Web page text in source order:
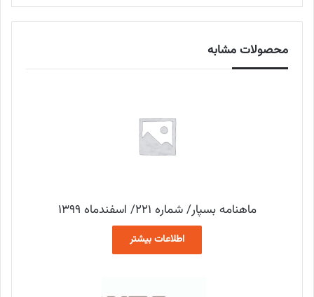
محصولات مشابه
ماهنامه بسپار/ شماره 221/ اسفندماه 1399
اطلاعات بیشتر